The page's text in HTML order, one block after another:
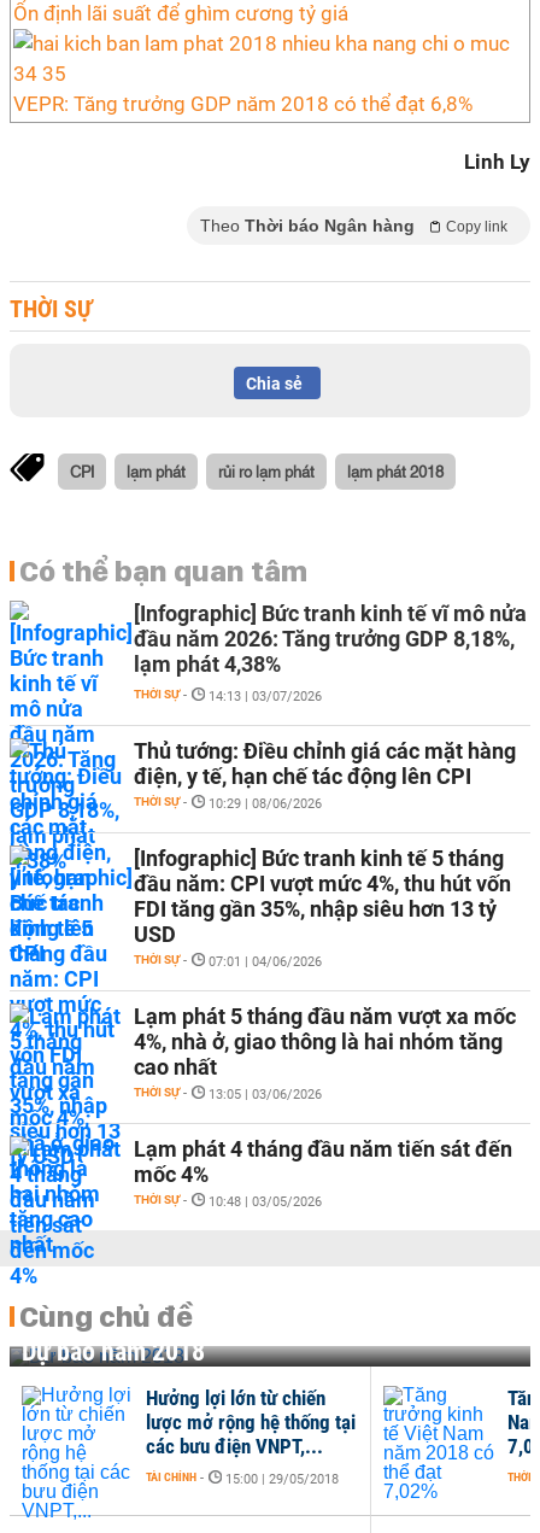
Ổn định lãi suất để ghìm cương tỷ giá
VEPR: Tăng trưởng GDP năm 2018 có thể đạt 6,8%
Linh Ly
Theo Thời báo Ngân hàng Copy link
THỜI SỰ
Chia sẻ
CPI lạm phát rủi ro lạm phát lạm phát 2018
Có thể bạn quan tâm
[Infographic] Bức tranh kinh tế vĩ mô nửa
đầu năm 2026: Tăng trưởng GDP 8,18%,
lạm phát 4,38%
THỜI SỰ - 14:13 | 03/07/2026
Thủ tướng: Điều chỉnh giá các mặt hàng
điện, y tế, hạn chế tác động lên CPI
THỜI SỰ - 10:29 | 08/06/2026
[Infographic] Bức tranh kinh tế 5 tháng
đầu năm: CPI vượt mức 4%, thu hút vốn
FDI tăng gần 35%, nhập siêu hơn 13 tỷ
USD
THỜI SỰ - 07:01 | 04/06/2026
Lạm phát 5 tháng đầu năm vượt xa mốc
4%, nhà ở, giao thông là hai nhóm tăng
cao nhất
THỜI SỰ - 13:05 | 03/06/2026
Lạm phát 4 tháng đầu năm tiến sát đến
mốc 4%
THỜI SỰ - 10:48 | 03/05/2026
Cùng chủ đề
Dự báo năm 2018
Hưởng lợi lớn từ chiến
lược mở rộng hệ thống tại
các bưu điện VNPT,...
TÀI CHÍNH - 15:00 | 29/05/2018 THỜI